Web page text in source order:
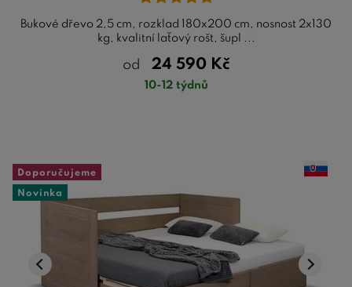
Bukové dřevo 2,5 cm, rozklad 180x200 cm, nosnost 2x130
kg, kvalitní laťový rošt, šupl ...
od 24 590 Kč
10-12 týdnů
Doporučujeme
Novinka